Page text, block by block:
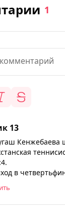
1
13
Кенжебаева
в